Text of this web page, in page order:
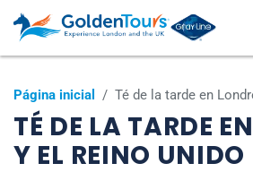
Página inicial / Té de la tarde en
TÉ DE LA TARDE
Y EL REINO UNIDO